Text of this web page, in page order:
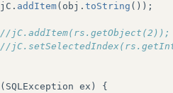
jC . addItem( obj . toString ());
//jC.addItem(rs.getObject(2));
//
( SQLException ex )
{